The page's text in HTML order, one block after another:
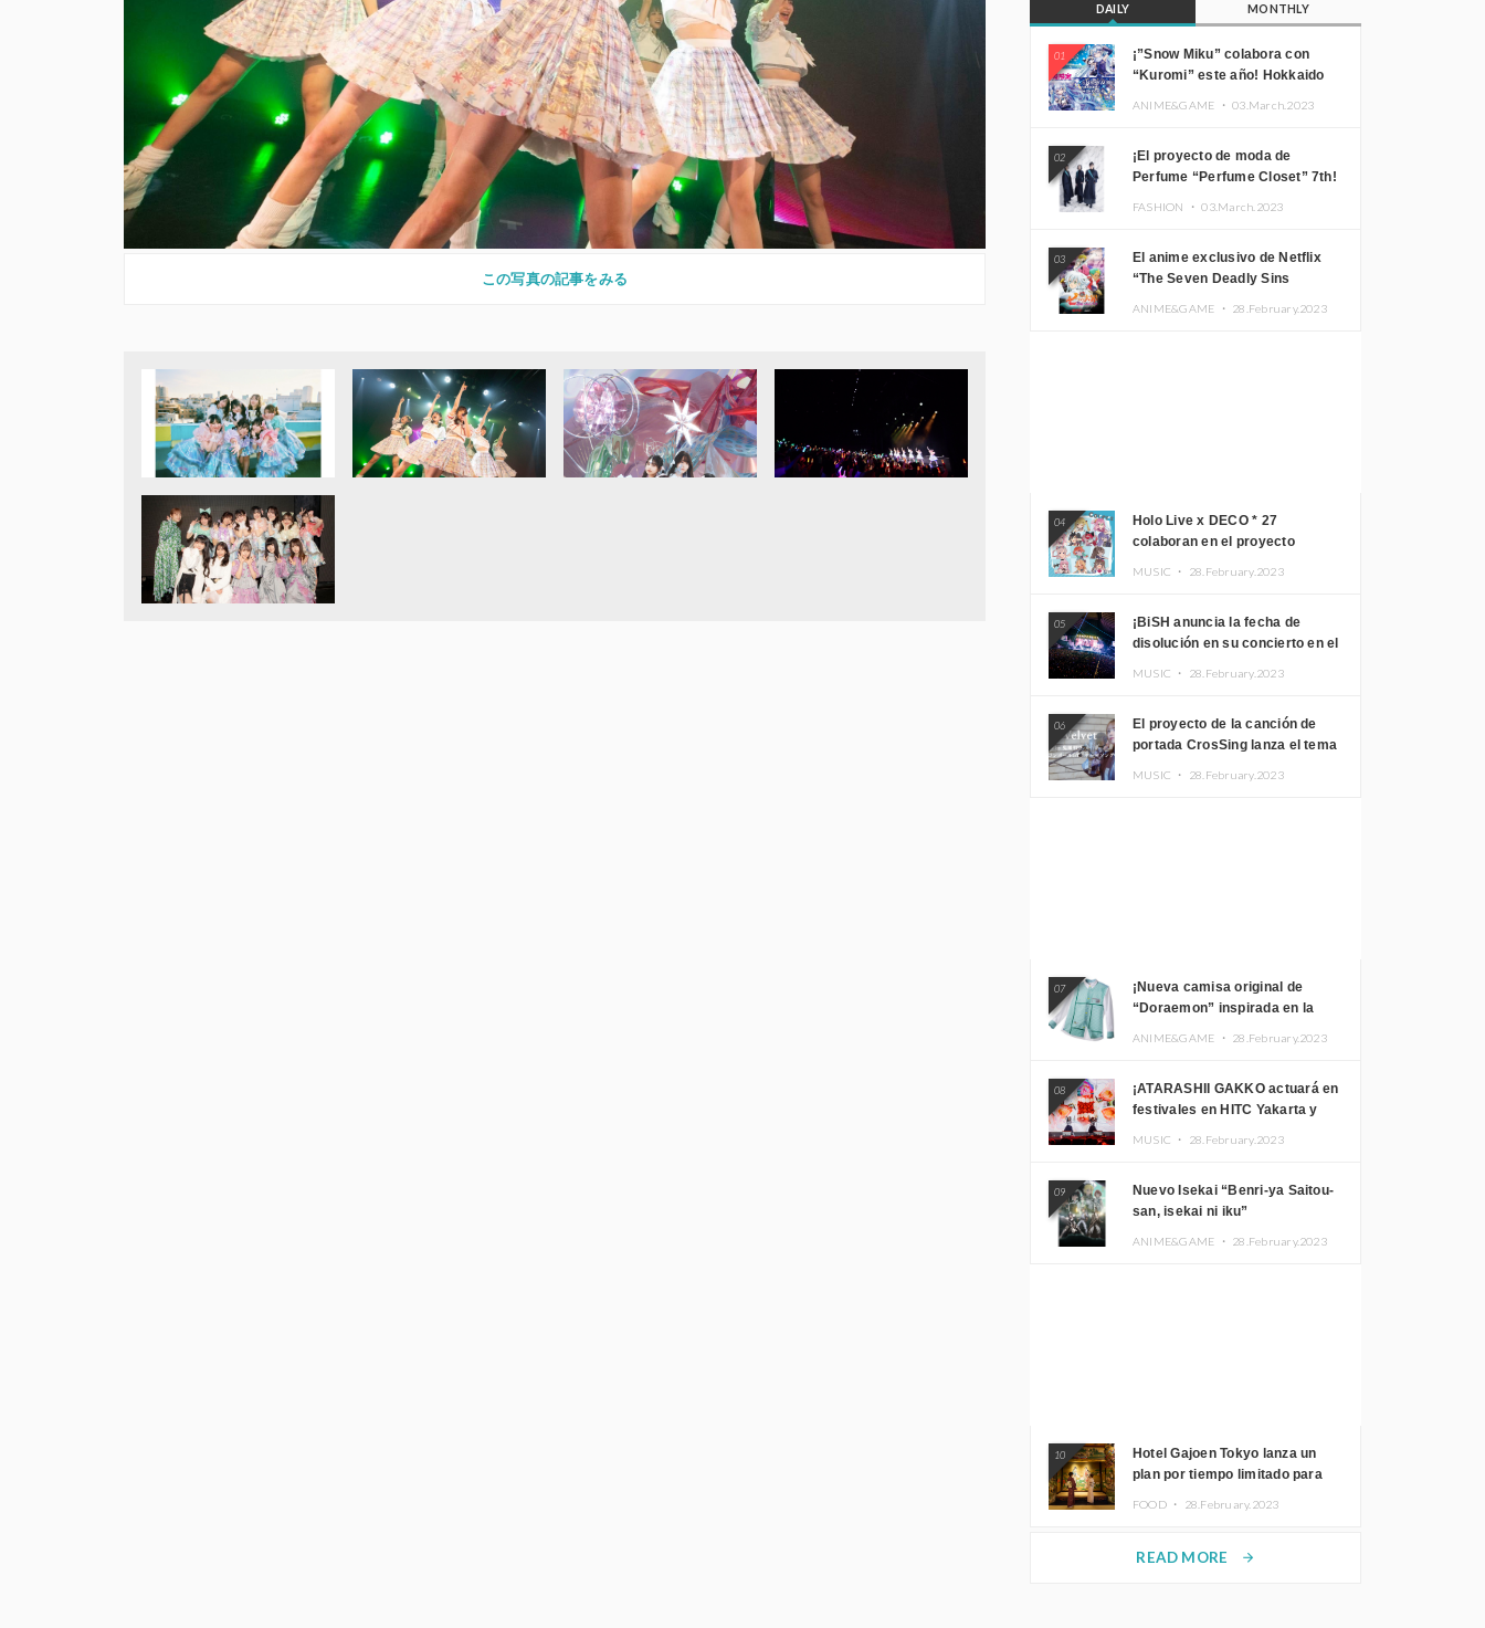
この写真の記事をみる
DAILY MONTHLY
01
¡”Snow Miku” colabora con
“Kuromi” este año! Hokkaido
ANIME&GAME ・03.March.2023
02
¡El proyecto de moda de
Perfume “Perfume Closet” 7th!
FASHION ・03.March.2023
03
El anime exclusivo de Netflix
“The Seven Deadly Sins
ANIME&GAME ・ 28.February.2023
04
Holo Live x DECO * 27
colaboran en el proyecto
MUSIC ・ 28.February.2023
05
¡BiSH anuncia la fecha de
disolución en su concierto en el
MUSIC ・ 28.February.2023
06
El proyecto de la canción de
portada CrosSing lanza el tema
MUSIC ・ 28.February.2023
07
¡Nueva camisa original de
“Doraemon” inspirada en la
ANIME&GAME ・ 28.February.2023
08
¡ATARASHII GAKKO actuará en
festivales en HITC Yakarta y
MUSIC ・ 28.February.2023
09
Nuevo Isekai “Benri-ya Saitou-
san, isekai ni iku”
ANIME&GAME ・ 28.February.2023
10
Hotel Gajoen Tokyo lanza un
plan por tiempo limitado para
FOOD ・ 28.February.2023
READ MORE arrow_forward